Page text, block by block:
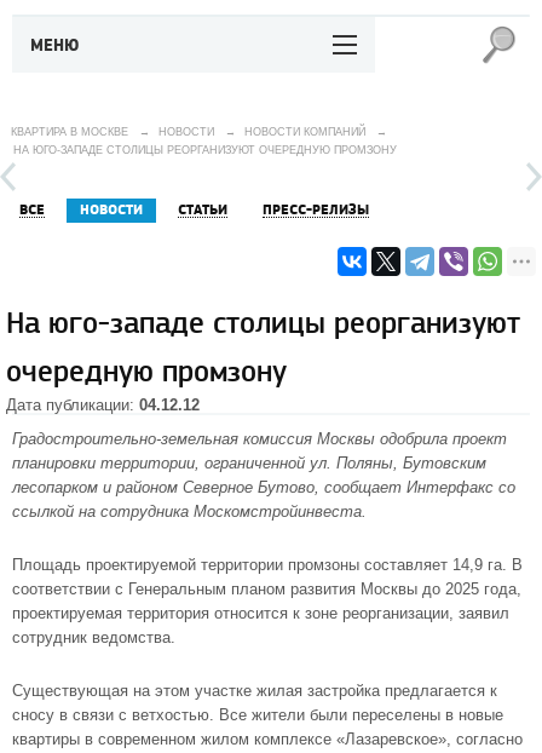
МЕНЮ
КВАРТИРА В МОСКВЕ → НОВОСТИ → НОВОСТИ КОМПАНИЙ
→
НА ЮГО-ЗАПАДЕ СТОЛИЦЫ РЕОРГАНИЗУЮТ ОЧЕРЕДНУЮ ПРОМЗОНУ
ВСЕ НОВОСТИ СТАТЬИ ПРЕСС-РЕЛИЗЫ
На юго-западе столицы реорганизуют
очередную промзону
Дата публикации: 04.12.12
Градостроительно-земельная комиссия Москвы одобрила проект
планировки территории, ограниченной ул. Поляны, Бутовским
лесопарком и районом Северное Бутово, сообщает Интерфакс со
ссылкой на сотрудника Москомстройинвеста.
Площадь проектируемой территории промзоны составляет 14,9 га. В
соответствии с Генеральным планом развития Москвы до 2025 года,
проектируемая территория относится к зоне реорганизации, заявил
сотрудник ведомства.
Существующая на этом участке жилая застройка предлагается к
сносу в связи с ветхостью. Все жители были переселены в новые
квартиры в современном жилом комплексе «Лазаревское», согласно